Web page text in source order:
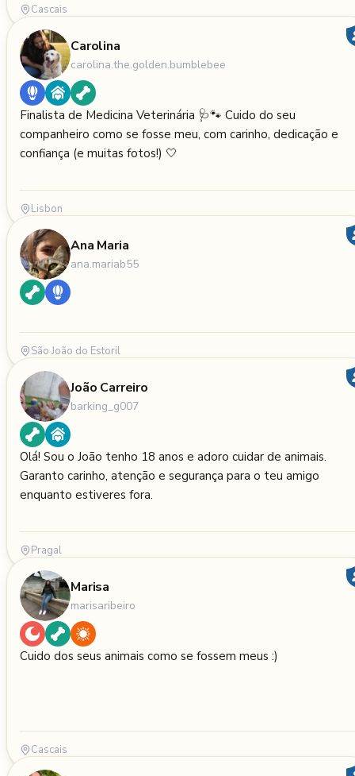
Cascais
Carolina
carolina.the.golden.bumblebee
Finalista de Medicina Veterinária 🩺🐾 Cuido do seu
companheiro como se fosse meu, com carinho, dedicação e
confiança (e muitas fotos!) 🤍
Lisbon
Ana Maria
ana.mariab55
São João do Estoril
João Carreiro
barking_g007
Olá! Sou o João tenho 18 anos e adoro cuidar de animais.
Garanto carinho, atenção e segurança para o teu amigo
enquanto estiveres fora.
Pragal
Marisa
marisaribeiro
Cuido dos seus animais como se fossem meus :)
Cascais